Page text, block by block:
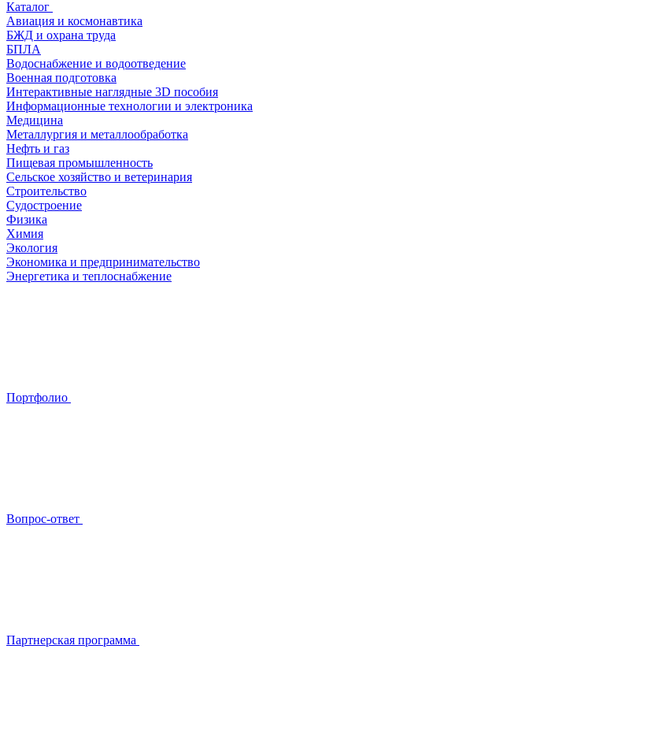
Каталог
Авиация и космонавтика
БЖД и охрана труда
БПЛА
Водоснабжение и водоотведение
Военная подготовка
Интерактивные наглядные 3D пособия
Информационные технологии и электроника
Медицина
Металлургия и металлообработка
Нефть и газ
Пищевая промышленность
Сельское хозяйство и ветеринария
Строительство
Судостроение
Физика
Химия
Экология
Экономика и предпринимательство
Энергетика и теплоснабжение
Портфолио
Вопрос-ответ
Партнерская программа